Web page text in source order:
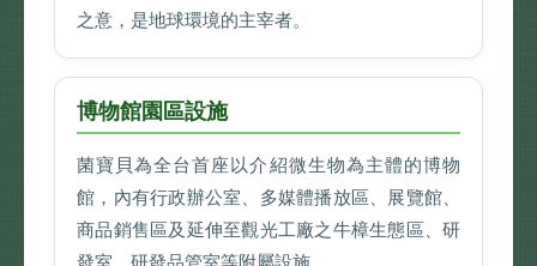
之意，是地球環境的主宰者。
博物館園區設施
菌寶貝為全台首座以介紹微生物為主體的博物
館，內有行政辦公室、多媒體播放區、展覽館、
商品銷售區及延伸至觀光工廠之牛樟生態區、研